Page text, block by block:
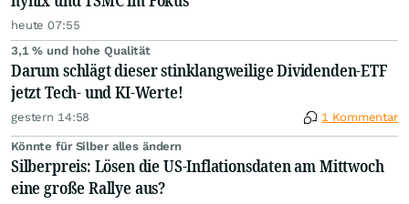
heute 07:55
3,1 % und hohe Qualität
Darum schlägt dieser stinklangweilige Dividenden-ETF
jetzt Tech- und KI-Werte!
gestern 14:58 1 Kommentar
Könnte für Silber alles ändern
Silberpreis: Lösen die US-Inflationsdaten am Mittwoch
eine große Rallye aus?